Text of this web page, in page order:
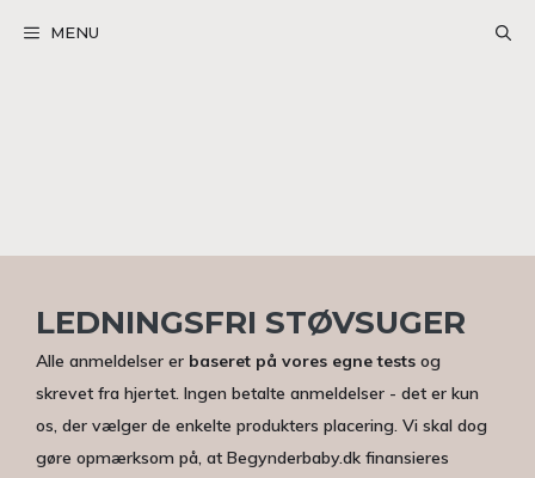
MENU
LEDNINGSFRI STØVSUGER
Alle anmeldelser er baseret på vores egne tests og
skrevet fra hjertet. Ingen betalte anmeldelser - det er kun
os, der vælger de enkelte produkters placering. Vi skal dog
gøre opmærksom på, at Begynderbaby.dk finansieres